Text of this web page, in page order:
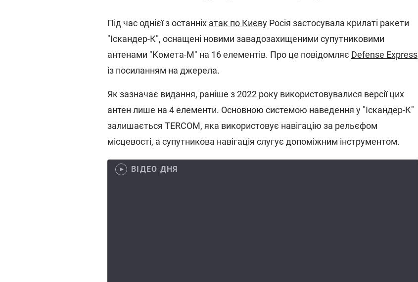
Під час однієї з останніх атак по Києву Росія застосувала крилаті ракети
"Іскандер-К", оснащені новими завадозахищеними супутниковими
антенами "Комета-М" на 16 елементів. Про це повідомляє Defense Express
із посиланням на джерела.
Як зазначає видання, раніше з 2022 року використовувалися версії цих
антен лише на 4 елементи. Основною системою наведення у "Іскандер-К"
залишається TERCOM, яка використовує навігацію за рельєфом
місцевості, а супутникова навігація слугує допоміжним інструментом.
ВІДЕО ДНЯ